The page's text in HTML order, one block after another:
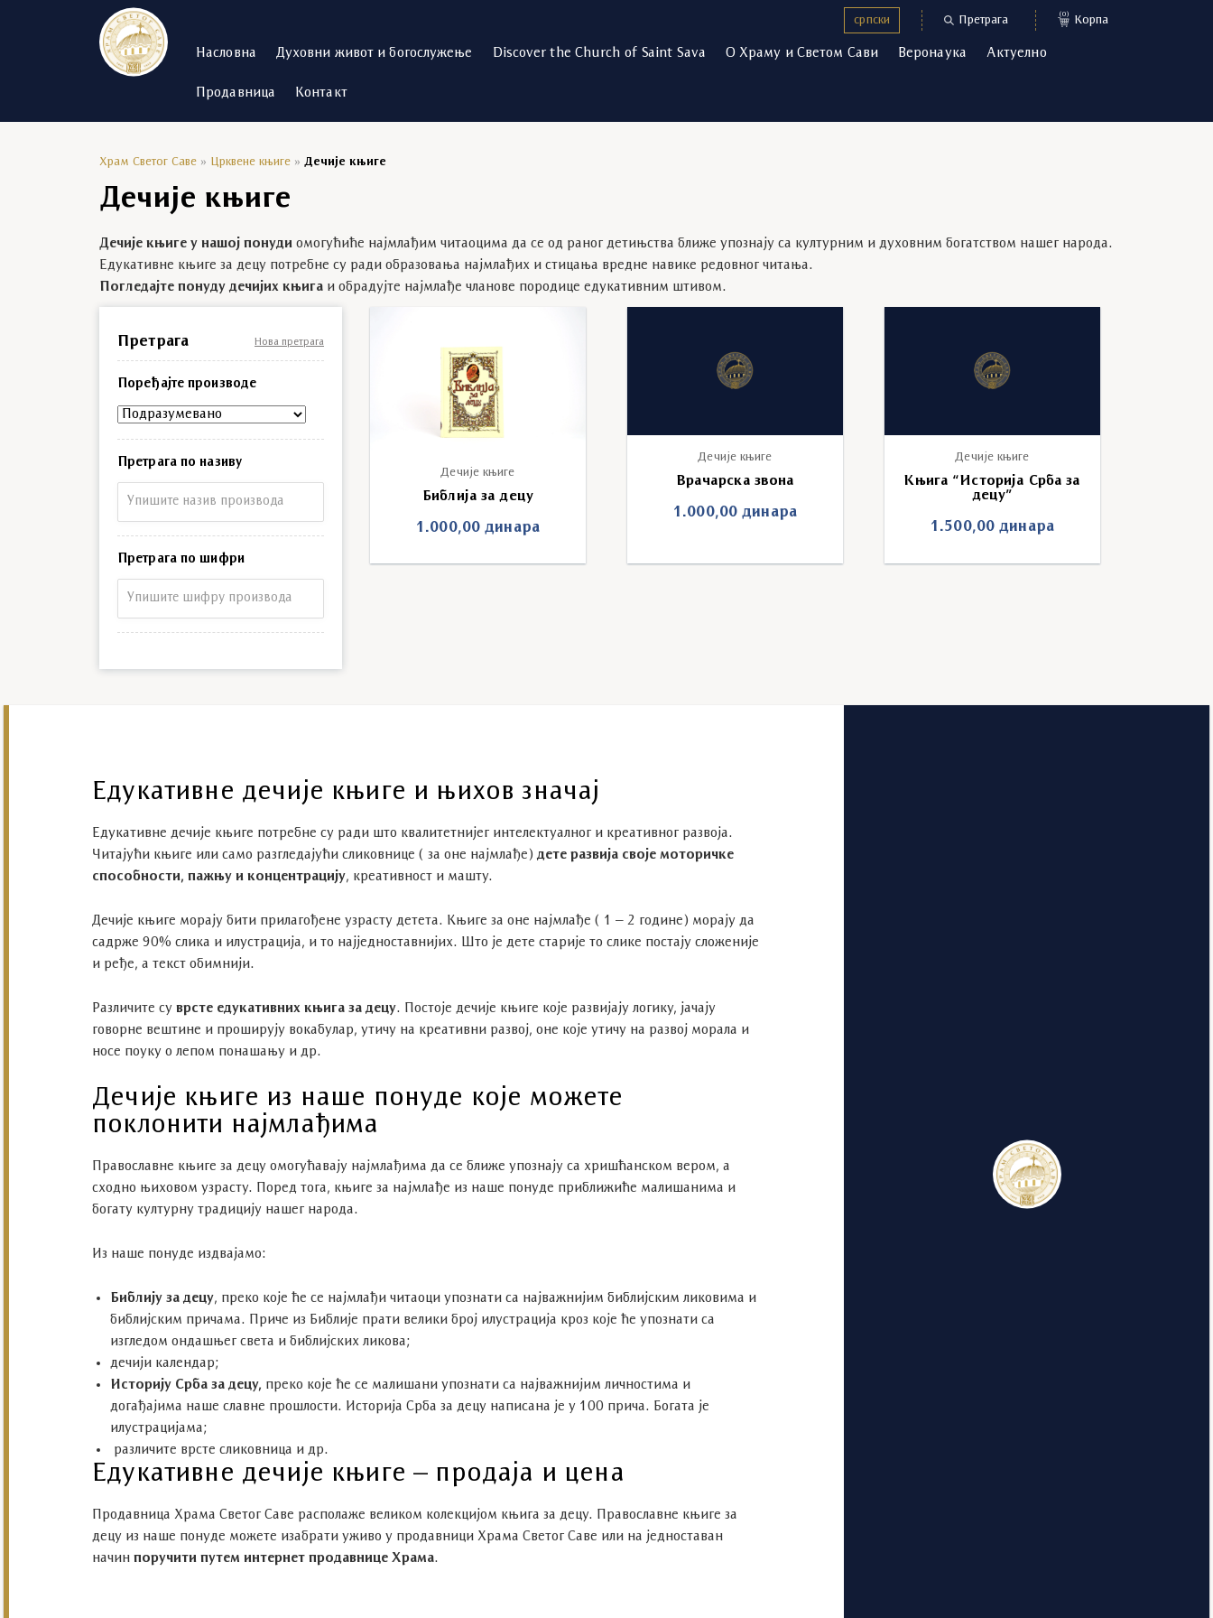
српски Претрага (0) Корпа
Насловна Духовни живот и богослужење Discover the Church of Saint Sava О Храму и Светом Сави Веронаука Актуелно
Продавница Контакт
Храм Светог Саве » Црквене књиге » Дечије књиге
Дечије књиге
Дечије књиге у нашој понуди омогућиће најмлађим читаоцима да се од раног детињства ближе упознају са културним и духовним богатством нашег народа.
Едукативне књиге за децу потребне су ради образовања најмлађих и стицања вредне навике редовног читања.
Погледајте понуду дечијих књига и обрадујте најмлађе чланове породице едукативним штивом.
Претрага Нова претрага
Поређајте производе
Претрага по називу
Претрага по називу
Претрага по шифри
Претрага по шифри
Дечије књиге
Библија за децу
1.000,00динара
Дечије књиге
Врачарска звона
1.000,00динара
Дечије књиге
Књига “Историја Срба за
децу”
1.500,00динара
Едукативне дечије књиге и њихов значај
Едукативне дечије књиге потребне су ради што квалитетнијег интелектуалног и креативног развоја.
Читајући књиге или само разгледајући сликовнице ( за оне најмлађе) дете развија своје моторичке
способности, пажњу и концентрацију, креативност и машту.
Дечије књиге морају бити прилагођене узрасту детета. Књиге за оне најмлађе ( 1 – 2 године) морају да
садрже 90% слика и илустрација, и то најједноставнијих. Што је дете старије то слике постају сложеније
и ређе, а текст обимнији.
Различите су врсте едукативних књига за децу. Постоје дечије књиге које развијају логику, јачају
говорне вештине и проширују вокабулар, утичу на креативни развој, оне које утичу на развој морала и
носе поуку о лепом понашању и др.
Дечије књиге из наше понуде које можете
поклонити најмлађима
Православне књиге за децу омогућавају најмлађима да се ближе упознају са хришћанском вером, а
сходно њиховом узрасту. Поред тога, књиге за најмлађе из наше понуде приближиће малишанима и
богату културну традицију нашег народа.
Из наше понуде издвајамо:
Библију за децу, преко које ће се најмлађи читаоци упознати са најважнијим библијским ликовима и
библијским причама. Приче из Библије прати велики број илустрација кроз које ће упознати са
изгледом ондашњег света и библијских ликова;
дечији календар;
Историју Срба за децу, преко које ће се малишани упознати са најважнијим личностима и
догађајима наше славне прошлости. Историја Срба за децу написана је у 100 прича. Богата је
илустрацијама;
различите врсте сликовница и др.
Едукативне дечије књиге – продаја и цена
Продавница Храма Светог Саве располаже великом колекцијом књига за децу. Православне књиге за
децу из наше понуде можете изабрати уживо у продавници Храма Светог Саве или на једноставан
начин поручити путем интернет продавнице Храма.